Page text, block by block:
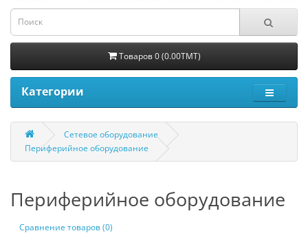
Товаров 0 (0.00TMT)
Категории
Сетевое оборудование
Периферийное оборудование
Периферийное оборудование
Сравнение товаров (0)